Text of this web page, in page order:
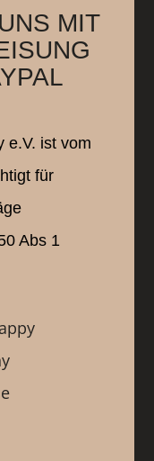
MIT
e.V. ist vom
für
Abs 1